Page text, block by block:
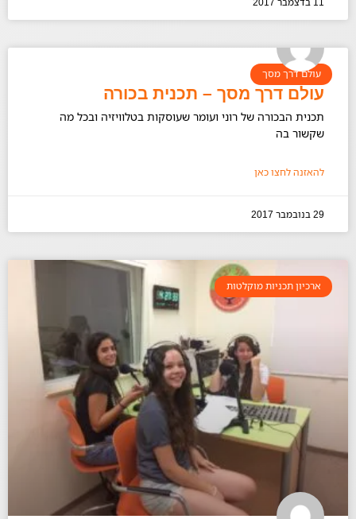
עולם דרך מסך
עולם דרך מסך – תכנית בכורה
תכנית הבכורה של רוני ועומר שעוסקות בטלוויזיה ובכל מה
שקשור בה
להאזנה לחצו כאן
29 בנובמבר 2017
ארכיון תכניות מוקלטות